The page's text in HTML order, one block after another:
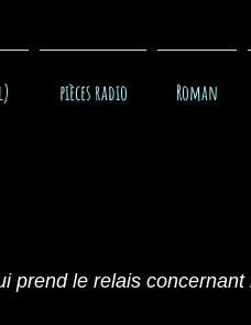
pièces radio Roman
prend le relais